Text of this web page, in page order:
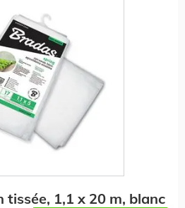
tissée, 1,1 x 20 m, blanc